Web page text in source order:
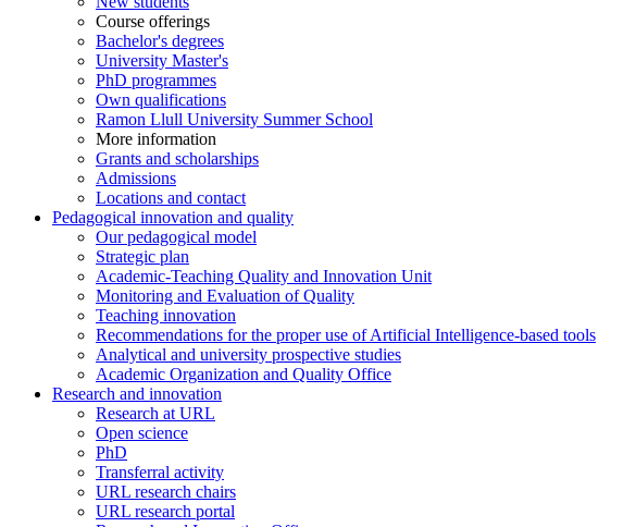
Course offerings
Bachelor's degrees
University Master's
PhD programmes
Own qualifications
Ramon Llull University Summer School
More information
Grants and scholarships
Admissions
Locations and contact
Pedagogical innovation and quality
Our pedagogical model
Strategic plan
Academic-Teaching Quality and Innovation Unit
Monitoring and Evaluation of Quality
Teaching innovation
Recommendations for the proper use of Artificial Intelligence-based tools
Analytical and university prospective studies
Academic Organization and Quality Office
Research and innovation
Research at URL
Open science
PhD
Transferral activity
URL research chairs
URL research portal